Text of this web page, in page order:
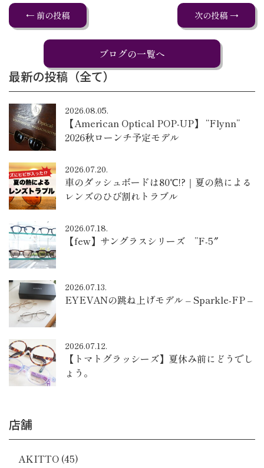
← 前の投稿 次の投稿 →
ブログの一覧へ
最新の投稿（全て）
2026.08.05.
【American Optical POP-UP】 “Flynn”
2026秋ローンチ予定モデル
2026.07.20.
車のダッシュボードは80℃!?｜夏の熱による
レンズのひび割れトラブル
2026.07.18.
【few】サングラスシリーズ ”F-5″
2026.07.13.
EYEVANの跳ね上げモデル – Sparkle-FP –
2026.07.12.
【トマトグラッシーズ】夏休み前にどうでし
ょう。
店舗
AKITTO (45)